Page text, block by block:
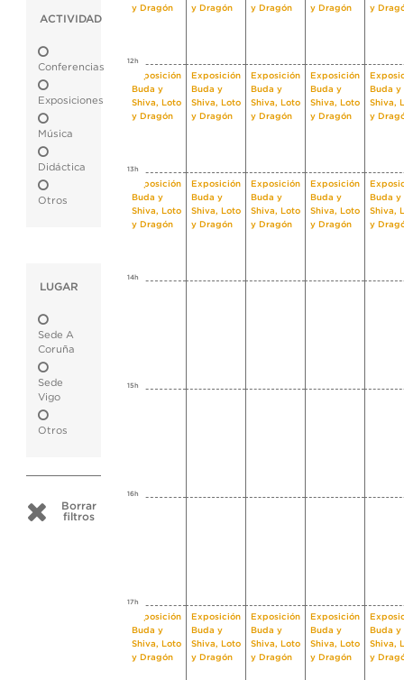
ACTIVIDAD
Conferencias
Exposiciones
Música
Didáctica
Otros
LUGAR
Sede A
Coruña
Sede
Vigo
Otros
Borrar
filtros
y Dragón
y Dragón
y Dragón
y Dragón
y
12h
Exposición
Buda y
Shiva, Loto
y Dragón
Exposición
Buda y
Shiva, Loto
y Dragón
Exposición
Buda y
Shiva, Loto
y Dragón
Exposición
Buda y
Shiva, Loto
y Dragón
Buda y
Shiva,
y
13h
Exposición
Buda y
Shiva, Loto
y Dragón
Exposición
Buda y
Shiva, Loto
y Dragón
Exposición
Buda y
Shiva, Loto
y Dragón
Exposición
Buda y
Shiva, Loto
y Dragón
Buda y
Shiva,
y
14h
15h
16h
17h
Exposición
Buda y
Shiva, Loto
y Dragón
Exposición
Buda y
Shiva, Loto
y Dragón
Exposición
Buda y
Shiva, Loto
y Dragón
Exposición
Buda y
Shiva, Loto
y Dragón
Buda y
Shiva,
y